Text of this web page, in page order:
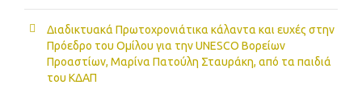
Διαδικτυακά Πρωτοχρονιάτικα κάλαντα και ευχές στην
Πρόεδρο του Ομίλου για την UNESCO Βορείων
Προαστίων, Μαρίνα Πατούλη Σταυράκη, από τα παιδιά
του ΚΔΑΠ